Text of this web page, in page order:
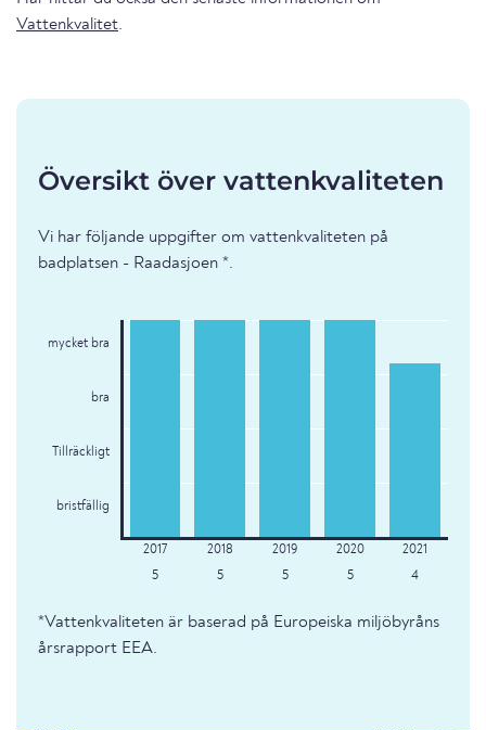
Vattenkvalitet.
Översikt över vattenkvaliteten
Vi har följande uppgifter om vattenkvaliteten på
badplatsen - Raadasjoen *.
mycket bra
bra
Tillräckligt
bristfällig
5 5 5 5 4
*Vattenkvaliteten är baserad på Europeiska miljöbyråns
årsrapport EEA.